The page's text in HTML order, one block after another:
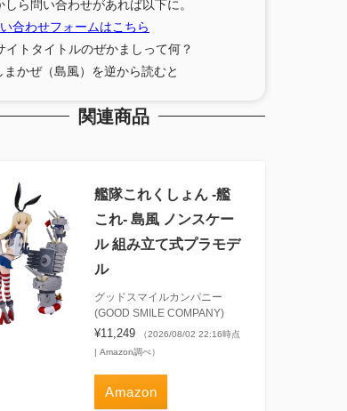
しら問い合わせがあれば以下に。
合わせフォームはこちら
イトタイトルのぜかましって何？
まかぜ（島風）を逆から読むと
関連商品
艦隊これくしょん ‐艦
これ‐ 島風 ノンスケー
ル 組み立て式プラモデ
ル
グッドスマイルカンパニー
(GOOD SMILE COMPANY)
¥11,249
（2026/08/02 22:16時点
| Amazon調べ）
Amazon